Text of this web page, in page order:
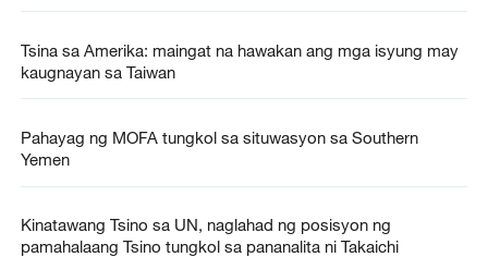
Tsina sa Amerika: maingat na hawakan ang mga isyung may
kaugnayan sa Taiwan
Pahayag ng MOFA tungkol sa situwasyon sa Southern
Yemen
Kinatawang Tsino sa UN, naglahad ng posisyon ng
pamahalaang Tsino tungkol sa pananalita ni Takaichi